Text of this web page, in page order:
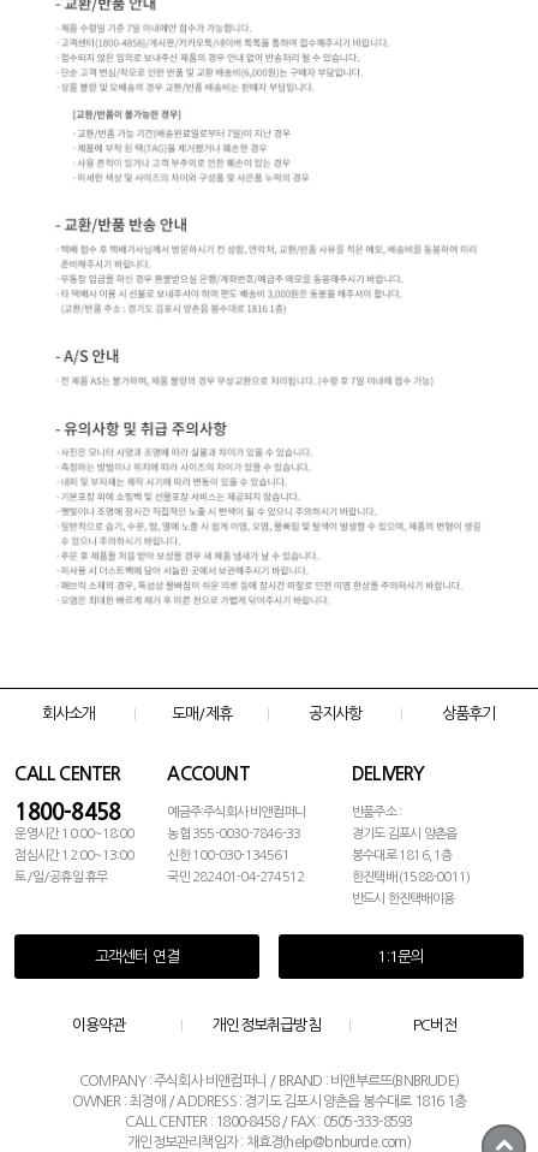
회사소개 도매/제휴 공지사항 상품후기
CALL CENTER
1800-8458
운영시간 10:00~18:00
점심시간 12:00~13:00
토/일/공휴일 휴무
ACCOUNT
예금주:주식회사 비앤컴퍼니
농협 355-0030-7846-33
신한 100-030-134561
국민 282401-04-274512
DELIVERY
반품주소 :
경기도 김포시 양촌읍
봉수대로 1816, 1층
한진택배 (1588-0011)
반드시 한진택배이용
고객센터 연결 1:1문의
이용약관 개인정보취급방침 PC버전
COMPANY : 주식회사 비앤컴퍼니 / BRAND : 비앤부르뜨(BNBRUDE)
OWNER : 최경애 / ADDRESS : 경기도 김포시 양촌읍 봉수대로 1816 1층
CALL CENTER : 1800-8458 / FAX : 0505-333-8593
개인정보관리책임자 : 채효경(help@bnburde.com)